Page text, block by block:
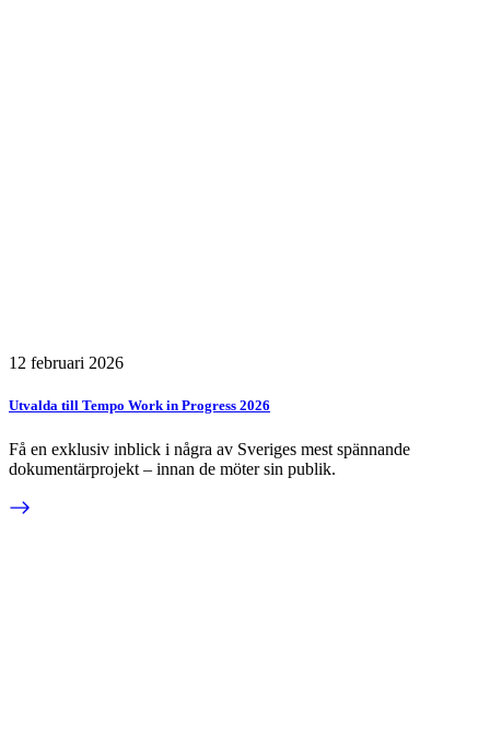
12 februari 2026
Utvalda till Tempo Work in Progress 2026
Få en exklusiv inblick i några av Sveriges mest spännande
dokumentärprojekt – innan de möter sin publik.